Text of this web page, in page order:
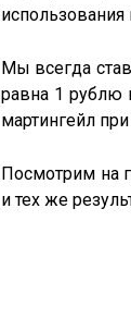
использования
Мы всегда
равна 1 рублю
мартингейл
Посмотрим на
и тех же